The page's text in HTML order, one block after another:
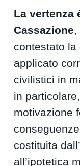
La vertenza
Cassazione,
contestato
applicato
civilistici in
in
motivazione
costituita
all’ipotetica